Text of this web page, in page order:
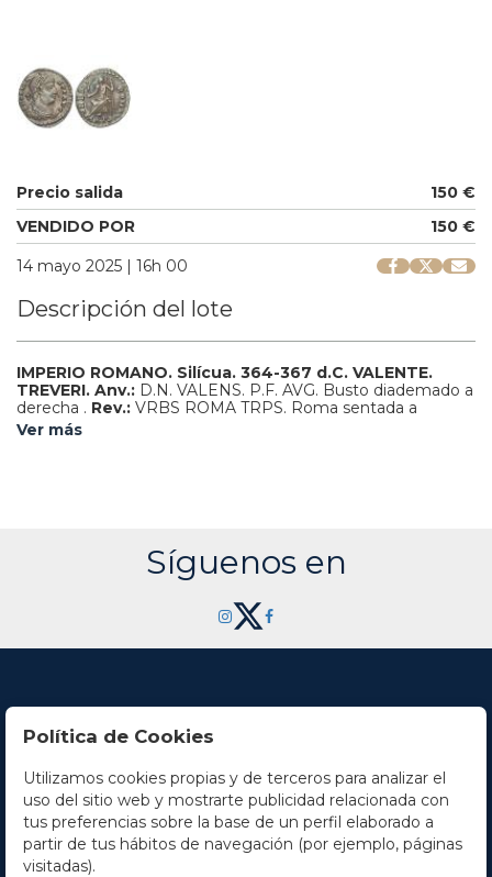
Precio salida
150 €
VENDIDO POR
150 €
14 mayo 2025 | 16h 00
Descripción del lote
IMPERIO ROMANO. Silícua. 364-367 d.C. VALENTE.
TREVERI. Anv.: D.N. VALENS. P.F. AVG. Busto diademado a
derecha . Rev.: VRBS ROMA TRPS. Roma sentada a
izquierda con lanza.
Ver más
Síguenos en
Contacto
Horario
La empresa
Política de Cookies
Utilizamos cookies propias y de terceros para analizar el
uso del sitio web y mostrarte publicidad relacionada con
tus preferencias sobre la base de un perfil elaborado a
partir de tus hábitos de navegación (por ejemplo, páginas
visitadas).